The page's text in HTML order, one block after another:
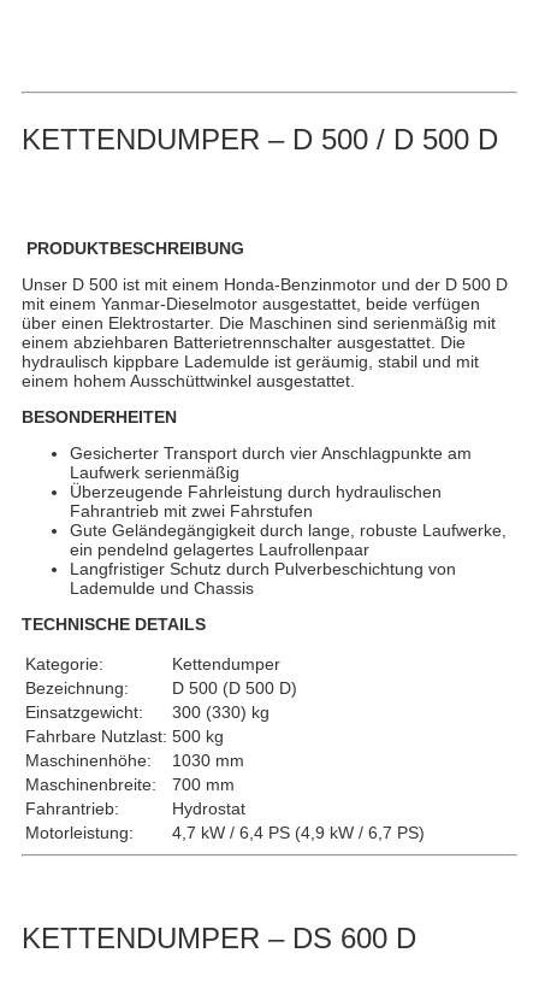
KETTENDUMPER – D 500 / D 500 D
PRODUKTBESCHREIBUNG
Unser D 500 ist mit einem Honda-Benzinmotor und der D 500 D
mit einem Yanmar-Dieselmotor ausgestattet, beide verfügen
über einen Elektrostarter. Die Maschinen sind serienmäßig mit
einem abziehbaren Batterietrennschalter ausgestattet. Die
hydraulisch kippbare Lademulde ist geräumig, stabil und mit
einem hohem Ausschüttwinkel ausgestattet.
BESONDERHEITEN
Gesicherter Transport durch vier Anschlagpunkte am
Laufwerk serienmäßig
Überzeugende Fahrleistung durch hydraulischen
Fahrantrieb mit zwei Fahrstufen
Gute Geländegängigkeit durch lange, robuste Laufwerke,
ein pendelnd gelagertes Laufrollenpaar
Langfristiger Schutz durch Pulverbeschichtung von
Lademulde und Chassis
TECHNISCHE DETAILS
Kategorie:
Kettendumper
Bezeichnung:
D 500 (D 500 D)
Einsatzgewicht:
300 (330) kg
Fahrbare Nutzlast: 500 kg
Maschinenhöhe:
1030 mm
Maschinenbreite:
700 mm
Fahrantrieb:
Hydrostat
Motorleistung:
4,7 kW / 6,4 PS (4,9 kW / 6,7 PS)
KETTENDUMPER – DS 600 D